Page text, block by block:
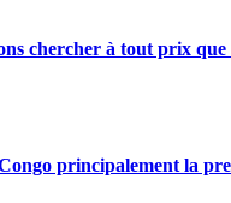
chercher à tout prix
principalement la